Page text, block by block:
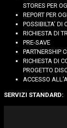
STORES PER
REPORT PER
POSSIBILTA’
RICHIESTA DI
PRE-SAVE
PARTNERSHIP
RICHIESTA DI
PROGETTO
ACCESSO
SERVIZI STANDARD: